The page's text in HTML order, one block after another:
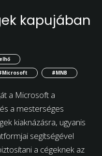
kapujában
#MNB
a Microsoft a
a mesterséges
kiaknázásra, ugyanis
segítségével
a cégeknek az